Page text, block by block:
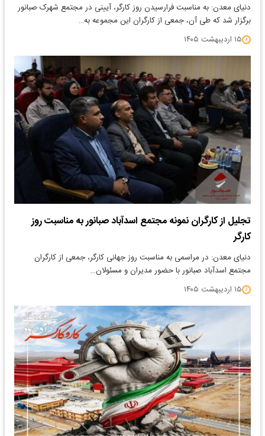
دنیای معدن: به مناسبت فرارسیدن روز کارگر، آیینی در مجتمع شهرک صبانور
برگزار شد که طی آن، جمعی از کارگران این مجموعه به…
۱۵ اردیبهشت ۱۴۰۵
تجلیل از کارگران نمونه مجتمع اسدآباد صبانور به مناسبت روز
کارگر
دنیای معدن: در مراسمی به مناسبت روز جهانی کارگر، جمعی از کارگران
مجتمع اسدآباد صبانور با حضور مدیران و مسئولان…
۱۵ اردیبهشت ۱۴۰۵